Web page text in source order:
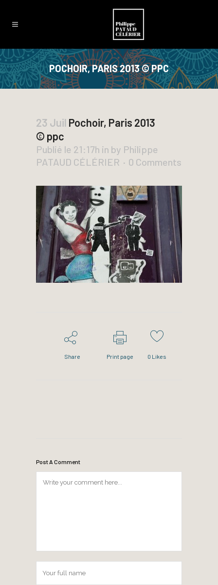
POCHOIR, PARIS 2013 © PPC
23 Juil Pochoir, Paris 2013
© ppc
Publié le 21:17h in by Philippe
PATAUD CÉLÉRIER
0 Comments
Share Print page 0 Likes
Post A Comment